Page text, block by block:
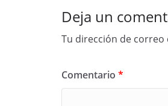
Deja un
Tu dirección de
Comentario *